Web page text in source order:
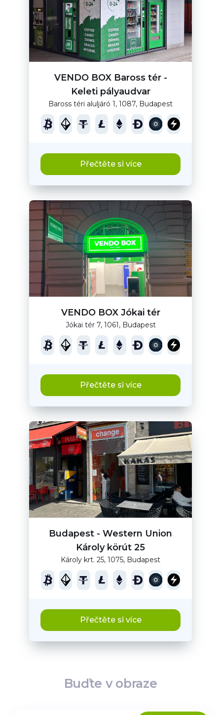
VENDO BOX Baross tér -
Keleti pályaudvar
Baross téri aluljáró 1, 1087, Budapest
Přečtěte si více
VENDO BOX Jókai tér
Jókai tér 7, 1061, Budapest
Přečtěte si více
Budapest - Western Union
Károly körút 25
Károly krt. 25, 1075, Budapest
Přečtěte si více
Buďte v obraze